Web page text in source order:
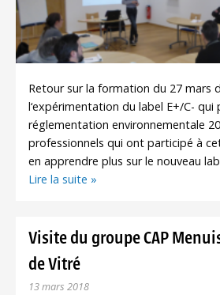
Retour sur la formation du 27 mars
l‘expérimentation du label E+/C-
réglementation environnementale
professionnels qui ont participé à
en apprendre plus sur le nouveau
Lire la suite »
Visite du groupe CAP
de Vitré
13 mars 2018